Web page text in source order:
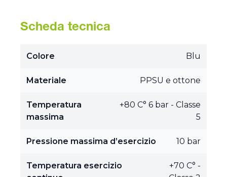
Scheda tecnica
Colore Blu
Materiale PPSU e ottone
Temperatura
massima
+80 C° 6 bar - Classe
5
Pressione massima d’esercizio 10 bar
Temperatura esercizio
+70 C° -